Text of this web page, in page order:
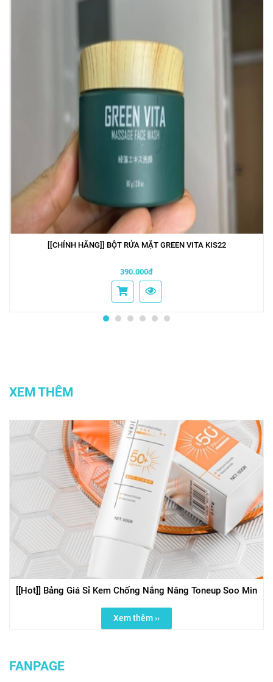
[[CHÍNH HÃNG]] BỘT RỬA MẶT GREEN VITA KIS22
390.000đ
XEM THÊM
[[Hot]] Bảng Giá Sỉ Kem Chống Nắng Nâng Toneup Soo Min
Xem thêm ››
FANPAGE